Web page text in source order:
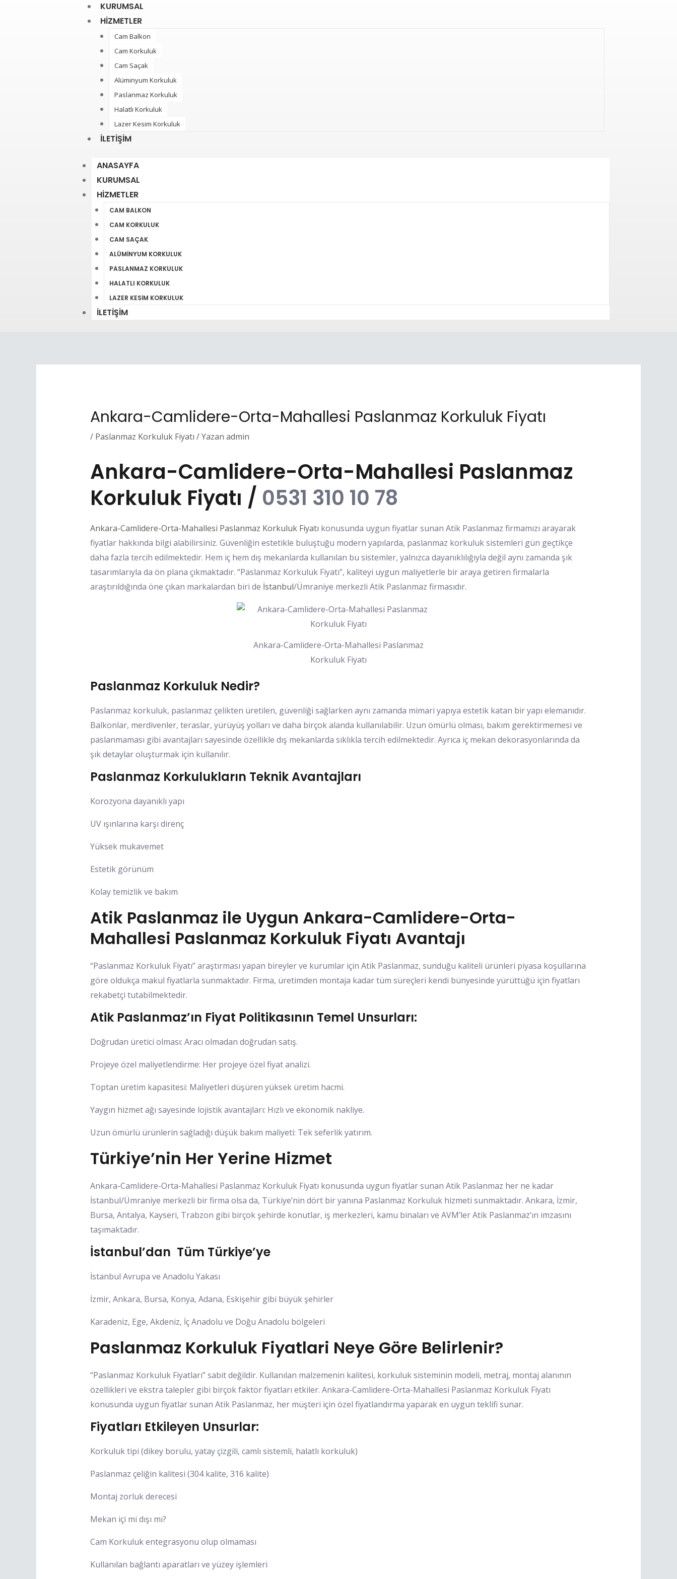
KURUMSAL
HIZMETLER
Cam Balkon
Cam Korkuluk
Cam Saçak
Alüminyum Korkuluk
Paslanmaz Korkuluk
Halatlı Korkuluk
Lazer Kesim Korkuluk
İLETIŞIM
ANASAYFA
KURUMSAL
HIZMETLER
CAM BALKON
CAM KORKULUK
CAM SAÇAK
ALÜMINYUM KORKULUK
PASLANMAZ KORKULUK
HALATLI KORKULUK
LAZER KESIM KORKULUK
İLETIŞIM
Ankara-Camlidere-Orta-Mahallesi Paslanmaz Korkuluk Fiyatı
/ Paslanmaz Korkuluk Fiyatı / Yazan admin
Ankara-Camlidere-Orta-Mahallesi Paslanmaz
Korkuluk Fiyatı / 0531 310 10 78
Ankara-Camlidere-Orta-Mahallesi Paslanmaz Korkuluk Fiyatı konusunda uygun fiyatlar sunan Atik Paslanmaz firmamızı arayarak
fiyatlar hakkında bilgi alabilirsiniz. Güvenliğin estetikle buluştuğu modern yapılarda, paslanmaz korkuluk sistemleri gün geçtikçe
daha fazla tercih edilmektedir. Hem iç hem dış mekanlarda kullanılan bu sistemler, yalnızca dayanıklılığıyla değil aynı zamanda şık
tasarımlarıyla da ön plana çıkmaktadır. “Paslanmaz Korkuluk Fiyatı”, kaliteyi uygun maliyetlerle bir araya getiren firmalarla
araştırıldığında öne çıkan markalardan biri de İstanbul/Ümraniye merkezli Atik Paslanmaz firmasıdır.
Ankara-Camlidere-Orta-Mahallesi Paslanmaz
Korkuluk Fiyatı
Paslanmaz Korkuluk Nedir?
Paslanmaz korkuluk, paslanmaz çelikten üretilen, güvenliği sağlarken aynı zamanda mimari yapıya estetik katan bir yapı elemanıdır.
Balkonlar, merdivenler, teraslar, yürüyüş yolları ve daha birçok alanda kullanılabilir. Uzun ömürlü olması, bakım gerektirmemesi ve
paslanmaması gibi avantajları sayesinde özellikle dış mekanlarda sıklıkla tercih edilmektedir. Ayrıca iç mekan dekorasyonlarında da
şık detaylar oluşturmak için kullanılır.
Paslanmaz Korkulukların Teknik Avantajları
Korozyona dayanıklı yapı
UV ışınlarına karşı direnç
Yüksek mukavemet
Estetik görünüm
Kolay temizlik ve bakım
Atik Paslanmaz ile Uygun Ankara-Camlidere-Orta-
Mahallesi Paslanmaz Korkuluk Fiyatı Avantajı
“Paslanmaz Korkuluk Fiyatı” araştırması yapan bireyler ve kurumlar için Atik Paslanmaz, sunduğu kaliteli ürünleri piyasa koşullarına
göre oldukça makul fiyatlarla sunmaktadır. Firma, üretimden montaja kadar tüm süreçleri kendi bünyesinde yürüttüğü için fiyatları
rekabetçi tutabilmektedir.
Atik Paslanmaz’ın Fiyat Politikasının Temel Unsurları:
Doğrudan üretici olması: Aracı olmadan doğrudan satış.
Projeye özel maliyetlendirme: Her projeye özel fiyat analizi.
Toptan üretim kapasitesi: Maliyetleri düşüren yüksek üretim hacmi.
Yaygın hizmet ağı sayesinde lojistik avantajları: Hızlı ve ekonomik nakliye.
Uzun ömürlü ürünlerin sağladığı düşük bakım maliyeti: Tek seferlik yatırım.
Türkiye’nin Her Yerine Hizmet
Ankara-Camlidere-Orta-Mahallesi Paslanmaz Korkuluk Fiyatı konusunda uygun fiyatlar sunan Atik Paslanmaz her ne kadar
İstanbul/Ümraniye merkezli bir firma olsa da, Türkiye’nin dört bir yanına Paslanmaz Korkuluk hizmeti sunmaktadır. Ankara, İzmir,
Bursa, Antalya, Kayseri, Trabzon gibi birçok şehirde konutlar, iş merkezleri, kamu binaları ve AVM’ler Atik Paslanmaz’ın imzasını
taşımaktadır.
İstanbul’dan Tüm Türkiye’ye
İstanbul Avrupa ve Anadolu Yakası
İzmir, Ankara, Bursa, Konya, Adana, Eskişehir gibi büyük şehirler
Karadeniz, Ege, Akdeniz, İç Anadolu ve Doğu Anadolu bölgeleri
Paslanmaz Korkuluk Fiyatlari Neye Göre Belirlenir?
“Paslanmaz Korkuluk Fiyatları” sabit değildir. Kullanılan malzemenin kalitesi, korkuluk sisteminin modeli, metraj, montaj alanının
özellikleri ve ekstra talepler gibi birçok faktör fiyatları etkiler. Ankara-Camlidere-Orta-Mahallesi Paslanmaz Korkuluk Fiyatı
konusunda uygun fiyatlar sunan Atik Paslanmaz, her müşteri için özel fiyatlandırma yaparak en uygun teklifi sunar.
Fiyatları Etkileyen Unsurlar:
Korkuluk tipi (dikey borulu, yatay çizgili, camlı sistemli, halatlı korkuluk)
Paslanmaz çeliğin kalitesi (304 kalite, 316 kalite)
Montaj zorluk derecesi
Mekan içi mi dışı mı?
Cam Korkuluk entegrasyonu olup olmaması
Kullanılan bağlantı aparatları ve yüzey işlemleri